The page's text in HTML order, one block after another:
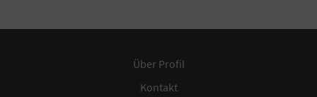
Über Profil
Kontakt